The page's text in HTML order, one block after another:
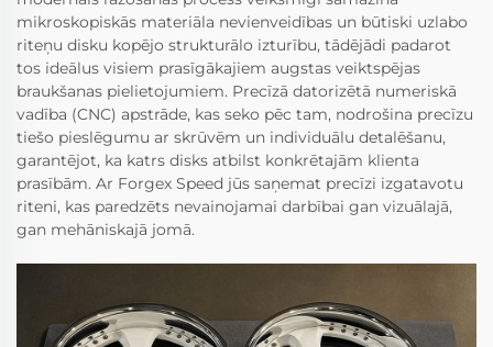
mikroskopiskās materiāla nevienveidības un būtiski uzlabo
riteņu disku kopējo strukturālo izturību, tādējādi padarot
tos ideālus visiem prasīgākajiem augstas veiktspējas
braukšanas pielietojumiem. Precīzā datorizētā numeriskā
vadība (CNC) apstrāde, kas seko pēc tam, nodrošina precīzu
tiešo pieslēgumu ar skrūvēm un individuālu detalēšanu,
garantējot, ka katrs disks atbilst konkrētajām klienta
prasībām. Ar Forgex Speed jūs saņemat precīzi izgatavotu
riteni, kas paredzēts nevainojamai darbībai gan vizuālajā,
gan mehāniskajā jomā.